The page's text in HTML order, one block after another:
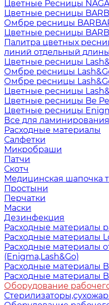
Цветные Ресницы
Цветные ресницы
Омбре ресницы
Цветные ресницы
Палитра цветных
линий отдельный длины
Цветные ресницы
Омбре ресницы
Омбре ресницы
Цветные ресницы
Цветные ресницы Be
Цветные ресницы
Все для
Расходные материалы
Салфетки
Микробраши
Патчи
Скотч
Медицинская шапочка
Простыни
Перчатки
Маски
Дезинфекция
Расходные материалы
Расходные материалы
Расходные материалы
(Enigma,Lash&Go)
Расходные материалы
Расходные материалы
Оборудование